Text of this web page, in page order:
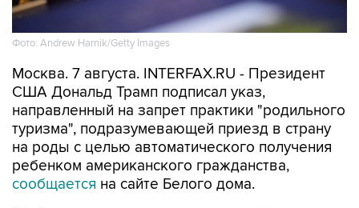
Фото: Andrew Harnik/Getty Images
Москва. 7 августа. INTERFAX.RU - Президент
США Дональд Трамп подписал указ,
направленный на запрет практики "родильного
туризма", подразумевающей приезд в страну
на роды с целью автоматического получения
ребенком американского гражданства,
сообщается на сайте Белого дома.